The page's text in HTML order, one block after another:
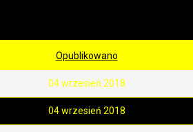
Opublikowano
04 wrzesień 2018
04 wrzesień 2018